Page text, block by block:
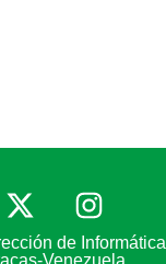
de Informática
Venezuela